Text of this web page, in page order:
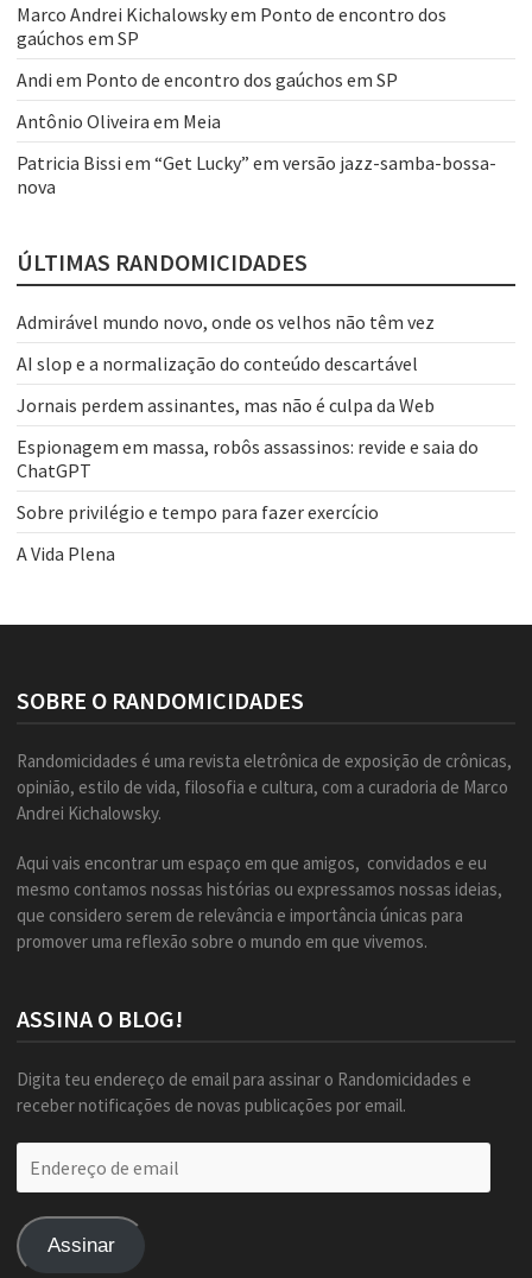
Marco Andrei Kichalowskyem Ponto de encontro dos
gaúchos em SP
Andi em Ponto de encontro dos gaúchos em SP
Antônio Oliveira em Meia
Patricia Bissi em “Get Lucky” em versão jazz-samba-bossa-
nova
ÚLTIMAS RANDOMICIDADES
Admirável mundo novo, onde os velhos não têm vez
AI slop e a normalização do conteúdo descartável
Jornais perdem assinantes, mas não é culpa da Web
Espionagem em massa, robôs assassinos: revide e saia do
ChatGPT
Sobre privilégio e tempo para fazer exercício
A Vida Plena
SOBRE O RANDOMICIDADES
Randomicidades é uma revista eletrônica de exposição de crônicas,
opinião, estilo de vida, filosofia e cultura, com a curadoria de Marco
Andrei Kichalowsky.
Aqui vais encontrar um espaço em que amigos, convidados e eu
mesmo contamos nossas histórias ou expressamos nossas ideias,
que considero serem de relevância e importância únicas para
promover uma reflexão sobre o mundo em que vivemos.
ASSINA O BLOG!
Digita teu endereço de email para assinar o Randomicidades e
receber notificações de novas publicações por email.
de
Assinar